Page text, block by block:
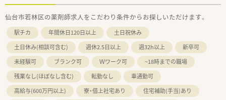
仙台市若林区の薬剤師求人をこだわり条件からお探しいただけます。
駅チカ 年間休日120日以上
土日祝休み
土日休み(相談可含む)
週休2.5日以上 週32h以上
新卒可
未経験可
ブランク可 Ｗワーク可
~18時までの職場
残業なし(ほぼなし含む)
転勤なし
車通勤可
高給与(600万円以上)
寮・借上社宅あり
住宅補助(手当)あり